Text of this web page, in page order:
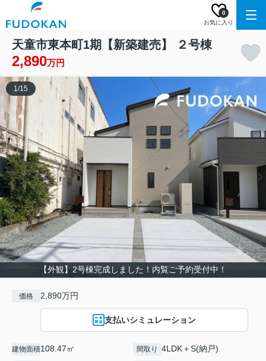
お気に入り
0
天童市東本町1期【新築建売】 ２号棟
2,890万円
【外観】2号棟完成しました！内覧ご予約受付中！
1/15
価格 2,890万円
支払いシミュレーション
建物面積108.47㎡ 間取り 4LDK＋S(納戸)